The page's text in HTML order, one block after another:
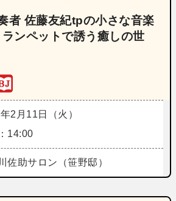
者 佐藤友紀tpの小さな音楽
ンペットで誘う癒しの世
2月11日（火）
14:00
佐助サロン（笹野邸）